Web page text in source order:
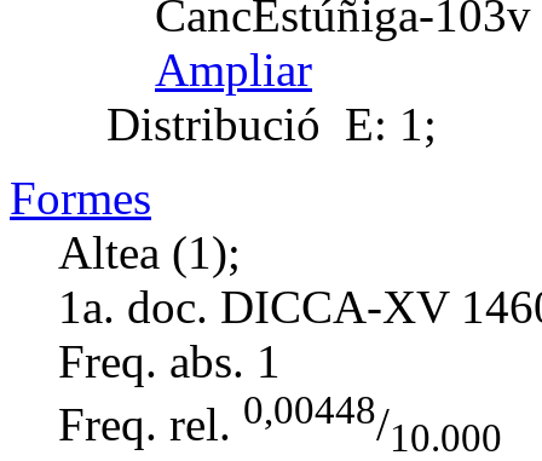
CancEstúñiga-
Ampliar
Distribució E: 1;
Formes
Altea (1);
1a. doc. DICCA-XV
Freq. abs. 1
Freq. rel. 0,00448/10.000